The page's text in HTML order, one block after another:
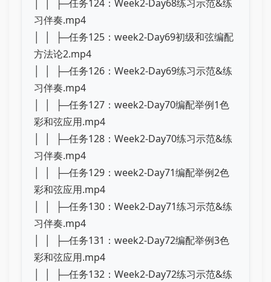
│ │ ├─任务124：Week2-Day68练习示范&练
习伴奏.mp4
│ │ ├─任务125：week2-Day69初级和弦编配
方法论2.mp4
│ │ ├─任务126：Week2-Day69练习示范&练
习伴奏.mp4
│ │ ├─任务127：week2-Day70编配举例1色
彩和弦应用.mp4
│ │ ├─任务128：Week2-Day70练习示范&练
习伴奏.mp4
│ │ ├─任务129：week2-Day71编配举例2色
彩和弦应用.mp4
│ │ ├─任务130：Week2-Day71练习示范&练
习伴奏.mp4
│ │ ├─任务131：week2-Day72编配举例3色
彩和弦应用.mp4
│ │ ├─任务132：Week2-Day72练习示范&练